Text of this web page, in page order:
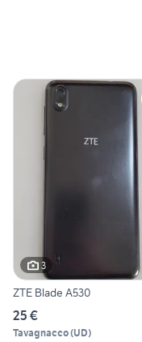
3
ZTE Blade A530
25 €
Tavagnacco(UD)